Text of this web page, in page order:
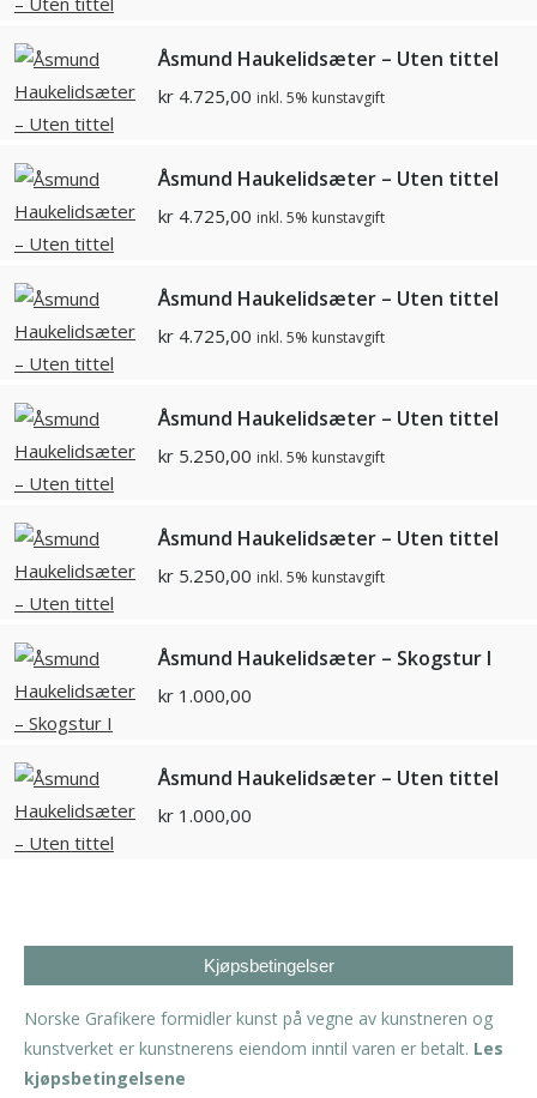
Åsmund Haukelidsæter – Uten tittel
kr 4.725,00 inkl. 5% kunstavgift
Åsmund Haukelidsæter – Uten tittel
kr 4.725,00 inkl. 5% kunstavgift
Åsmund Haukelidsæter – Uten tittel
kr 4.725,00 inkl. 5% kunstavgift
Åsmund Haukelidsæter – Uten tittel
kr 5.250,00 inkl. 5% kunstavgift
Åsmund Haukelidsæter – Uten tittel
kr 5.250,00 inkl. 5% kunstavgift
Åsmund Haukelidsæter – Skogstur I
kr 1.000,00
Åsmund Haukelidsæter – Uten tittel
kr 1.000,00
Kjøpsbetingelser
Norske Grafikere formidler kunst på vegne av kunstneren og
kunstverket er kunstnerens eiendom inntil varen er betalt. Les
kjøpsbetingelsene